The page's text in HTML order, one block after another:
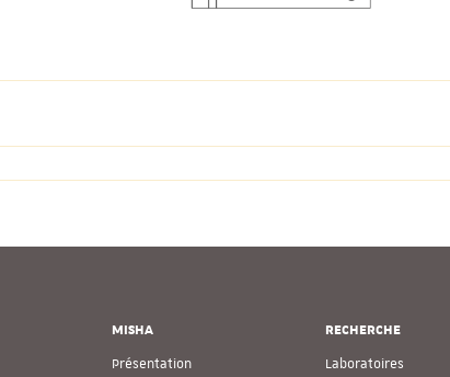
MISHA
Présentation
RECHERCHE
Laboratoires